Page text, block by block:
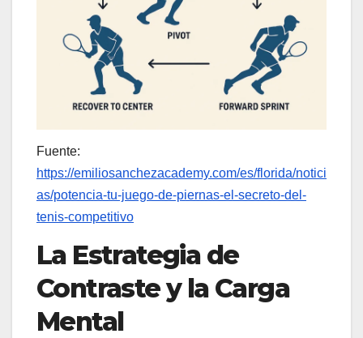
Fuente:
https://emiliosanchezacademy.com/es/florida/notici
as/potencia-tu-juego-de-piernas-el-secreto-del-
tenis-competitivo
La Estrategia de
Contraste y la Carga
Mental